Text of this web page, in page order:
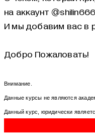
на аккаунт
И мы добавим вас в
Добро Пожаловать!
Внимание.
Данные курсы не являются
Данный курс, юридически